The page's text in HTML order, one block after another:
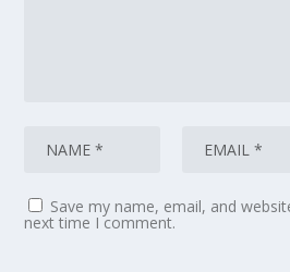
Save my name, email, and
next time I comment.